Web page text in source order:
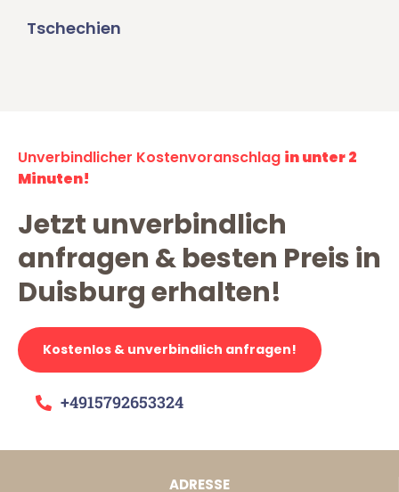
Tschechien
Unverbindlicher Kostenvoranschlag in unter 2
Minuten!
Jetzt unverbindlich
anfragen & besten Preis in
Duisburg erhalten!
Kostenlos & unverbindlich anfragen!
+4915792653324
ADRESSE